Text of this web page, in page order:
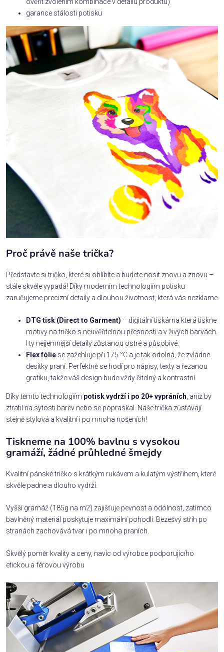
garance stálosti potisku
Proč právě naše trička?
Představte si tričko, které si oblíbíte a budete nosit znovu a znovu –
stále skvěle vypadá! Díky moderním technologiím potisku
zaručujeme precizní detaily a dlouhou životnost, která vás nezklame
DTG tisk (Direct to Garment) – digitální tiskárna která tiskne
motivy na tričko s neuvěřitelnou přesností a v živých barvách.
I ty nejjemnější detaily zůstanou ostré a působivé.
Flex fólie se zažehluje při 175 °C a je tak odolná, že zvládne
desítky praní. Perfektně se hodí pro nápisy, texty a řezanou
grafiku, takže váš design bude vždy čitelný a kontrastní.
Díky těmto technologiím potisk vydrží i po 20+ vypráních , aniž by
ztratil na sytosti barev nebo se popraskal. Naše trička zůstávají
stejně stylová a kvalitní i po mnoha nošeních!
Tiskneme na 100% bavlnu s vysokou
gramáží, žádné průhledné šmejdy
Kvalitní pánské tričko s krátkým rukávem a kulatým výstřihem, které
skvěle padne a dlouho vydrží.
Vyšší gramáž (185g na m2) zajišťuje pevnost a odolnost, zatímco
bavlněný materiál poskytuje maximální pohodlí. Bezešvý střih po
stranách zachovává tvar i po mnoha praních.
Skvělý poměr kvality a ceny, navíc od výrobce podporujícího
etickou a férovou výrobu